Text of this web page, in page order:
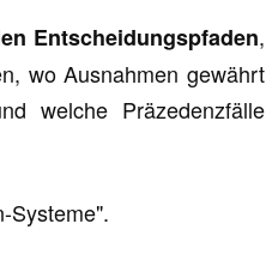
Entscheidungspfaden,
wo Ausnahmen gewährt
welche Präzedenzfälle
Systeme".